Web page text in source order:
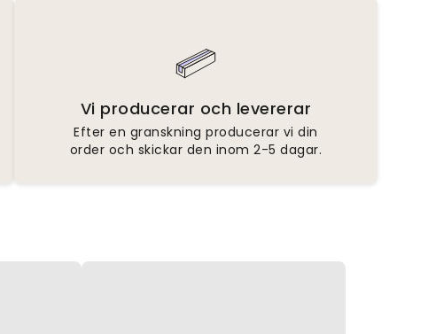
Vi producerar och levererar
Efter en granskning producerar vi din
order och skickar den inom 2-5 dagar.